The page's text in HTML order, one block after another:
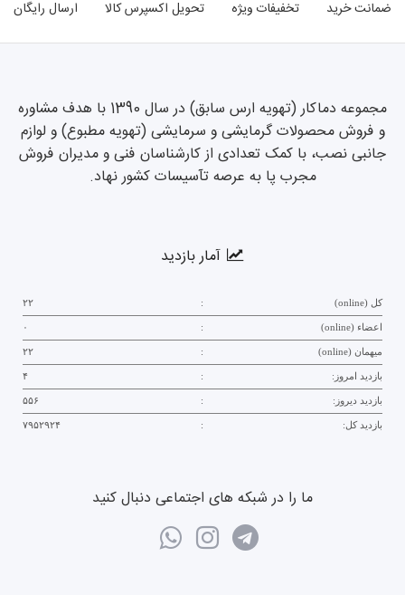
ضمانت خرید تخفیفات ویژه تحویل اکسپرس کالا ارسال رایگان
مجموعه دماکار (تهویه ارس سابق) در سال 1390 با هدف مشاوره
و فروش محصولات گرمایشی و سرمایشی (تهویه مطبوع) و لوازم
جانبی نصب، با کمک تعدادی از کارشناسان فنی و مدیران فروش
مجرب پا به عرصه تآسیسات کشور نهاد.
آمار بازدید
کل (online) : ۲۲
اعضاء (online) : ۰
میهمان (online) : ۲۲
بازدید امروز: : ۴
بازدید دیروز: : ۵۵۶
بازدید کل: : ۷۹۵۲۹۲۴
ما را در شبکه های اجتماعی دنبال کنید